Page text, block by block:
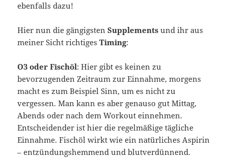
ebenfalls dazu!
Hier nun die gängigstenSupplements und ihr aus
meiner Sicht richtigesTiming:
O3 oder Fischöl: Hier gibt es keinen zu
bevorzugenden Zeitraum zur Einnahme, morgens
macht es zum Beispiel Sinn, um es nicht zu
vergessen. Man kann es aber genauso gut Mittag,
Abends oder nach dem Workout einnehmen.
Entscheidender ist hier die regelmäßige tägliche
Einnahme. Fischöl wirkt wie ein natürliches Aspirin
– entzündungshemmend und blutverdünnend.